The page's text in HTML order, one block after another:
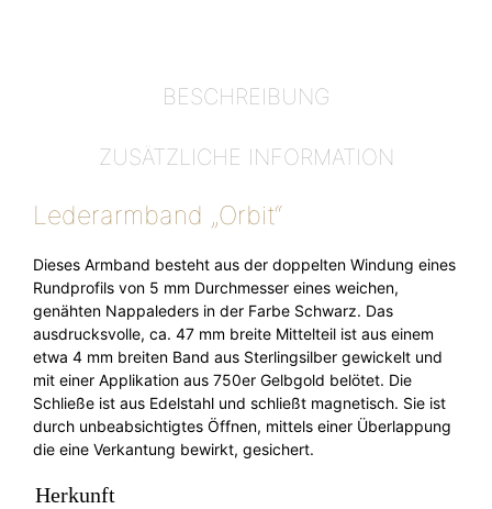
BESCHREIBUNG
ZUSÄTZLICHE INFORMATION
Lederarmband „Orbit“
Dieses Armband besteht aus der doppelten Windung eines
Rundprofils von 5 mm Durchmesser eines weichen,
genähten Nappaleders in der Farbe Schwarz. Das
ausdrucksvolle, ca. 47 mm breite Mittelteil ist aus einem
etwa 4 mm breiten Band aus Sterlingsilber gewickelt und
mit einer Applikation aus 750er Gelbgold belötet. Die
Schließe ist aus Edelstahl und schließt magnetisch. Sie ist
durch unbeabsichtigtes Öffnen, mittels einer Überlappung
die eine Verkantung bewirkt, gesichert.
Herkunft